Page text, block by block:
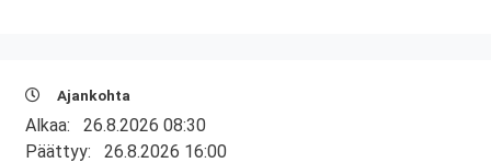
Ajankohta
Alkaa: 26.8.2026 08:30
Päättyy: 26.8.2026 16:00